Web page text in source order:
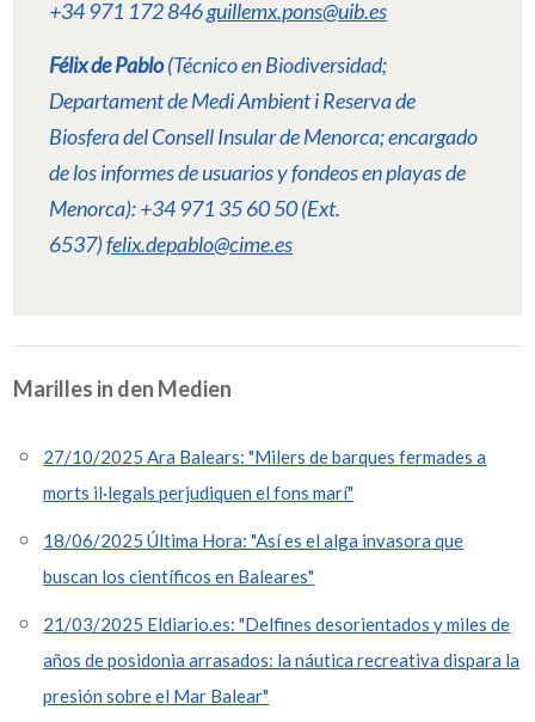
+34 971 172 846guillemx.pons@uib.es
Félix de Pablo(Técnico en Biodiversidad;
Departament de Medi Ambient i Reserva de
Biosfera del Consell Insular de Menorca; encargado
de los informes de usuarios y fondeos en playas de
Menorca): +34 971 35 60 50 (Ext.
6537)felix.depablo@cime.es
Marilles in den Medien
27/10/2025 Ara Balears: "Milers de barques fermades a
morts il·legals perjudiquen el fons marí"
18/06/2025 Última Hora: "Así es el alga invasora que
buscan los científicos en Baleares"
21/03/2025 Eldiario.es: "Delfines desorientados y miles de
años de posidonia arrasados: la náutica recreativa dispara la
presión sobre el Mar Balear"